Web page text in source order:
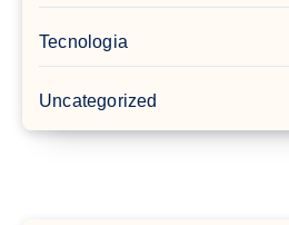
Tecnologia
Uncategorized